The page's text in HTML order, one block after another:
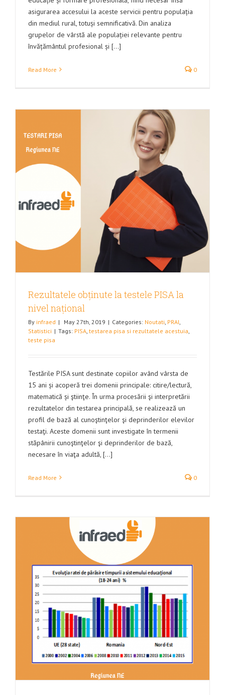
asigurarea accesului la aceste servicii pentru populația
din mediul rural, totuși semnificativă. Din analiza
grupelor de vârstă ale populației relevante pentru
învățământul profesional și [...]
Read More 0
Rezultatele obținute la testele PISA la
nivel național
By infraed | May 27th, 2019 | Categories: Noutati PRAI
Statistici | Tags: PISA testarea pisa si rezultatele acestuia
teste pisa
Testările PISA sunt destinate copiilor având vârsta de
15 ani și acoperă trei domenii principale: citire/lectură,
matematică și ştiinţe. În urma procesării şi interpretării
rezultatelor din testarea principală, se realizează un
profil de bază al cunoştinţelor şi deprinderilor elevilor
testaţi. Aceste domenii sunt investigate în termenii
stăpânirii cunoştinţelor şi deprinderilor de bază,
necesare în viaţa adultă, [...]
Read More 0